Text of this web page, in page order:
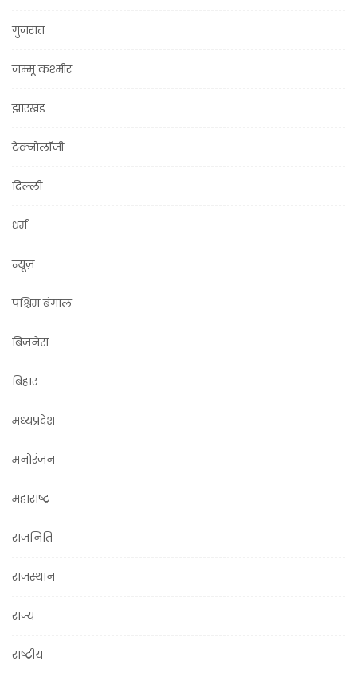
गुजरात
जम्मू कश्मीर
झारखंड
टेक्नोलॉजी
दिल्ली
धर्म
न्यूज़
पश्चिम बंगाल
बिज़नेस
बिहार
मध्यप्रदेश
मनोरंजन
महाराष्ट्र
राजनिति
राजस्थान
राज्य
राष्ट्रीय